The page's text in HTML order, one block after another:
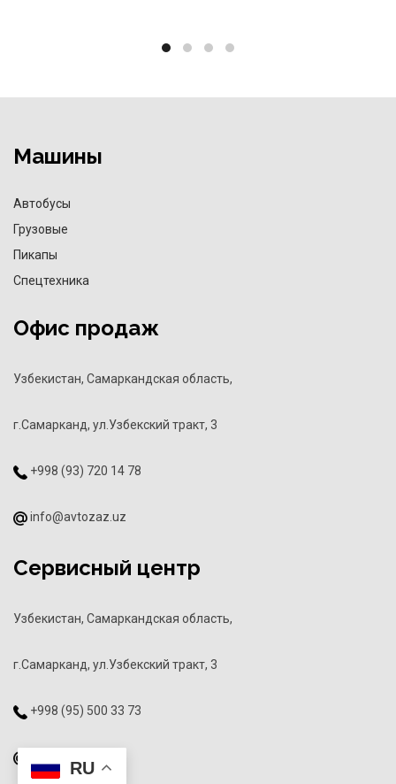
Машины
Автобусы
Грузовые
Пикапы
Спецтехника
Офис продаж
Узбекистан, Самаркандская область,
г.Самарканд, ул.Узбекский тракт, 3
+998 (93) 720 14 78
info@avtozaz.uz
Сервисный центр
Узбекистан, Самаркандская область,
г.Самарканд, ул.Узбекский тракт, 3
+998 (95) 500 33 73
RU